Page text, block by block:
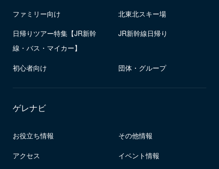
ファミリー向け 北東北スキー場
日帰りツアー特集【JR新幹
線・バス・マイカー】
JR新幹線日帰り
初心者向け 団体・グループ
ゲレナビ
お役立ち情報 その他情報
アクセス イベント情報